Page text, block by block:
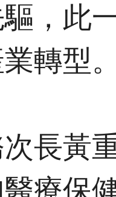
，此
轉型
長黃
療保